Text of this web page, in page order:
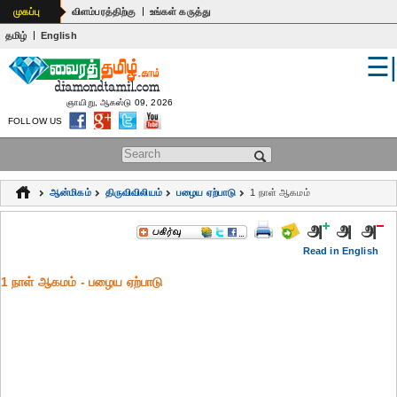
உலகம்
பொதுஅறிவு
கல்வி
ஆன்மிகம்
மருத்துவம்
முகப்பு விளம்பரத்திற்கு | உங்கள் கருத்து
தமிழ் | English
Search form
☰|
ஞாயிறு, ஆகஸ்டு 09, 2026
FOLLOW US
ஆன்மிகம் திருவிவிலியம் பழைய ஏற்பாடு 1 நாள் ஆகமம்
Read in English
1 நாள் ஆகமம் - பழைய ஏற்பாடு